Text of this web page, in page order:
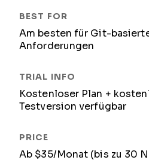
Am besten für Git-
Anforderungen
Kostenloser Plan +
Testversion verfügbar
Ab $35/Monat (bis zu 30